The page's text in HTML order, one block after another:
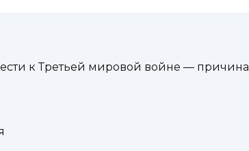
к Третьей мировой войне — причина